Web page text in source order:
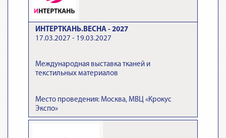
ИНТЕРТКАНЬ.ВЕСНА - 2027
17.03.2027 - 19.03.2027
Международная выставка тканей и
текстильных материалов
Место проведения: Москва, МВЦ «Крокус
Экспо»